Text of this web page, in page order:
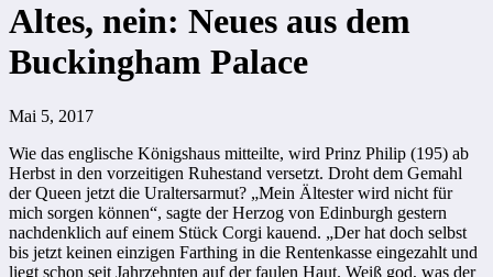
Altes, nein: Neues aus dem
Buckingham Palace
Mai 5, 2017
Wie das englische Königshaus mitteilte, wird Prinz Philip (195) ab
Herbst in den vorzeitigen Ruhestand versetzt. Droht dem Gemahl
der Queen jetzt die Uraltersarmut? „Mein Ältester wird nicht für
mich sorgen können“, sagte der Herzog von Edinburgh gestern
nachdenklich auf einem Stück Corgi kauend. „Der hat doch selbst
bis jetzt keinen einzigen Farthing in die Rentenkasse eingezahlt und
liegt schon seit Jahrzehnten auf der faulen Haut. Weiß god, was der